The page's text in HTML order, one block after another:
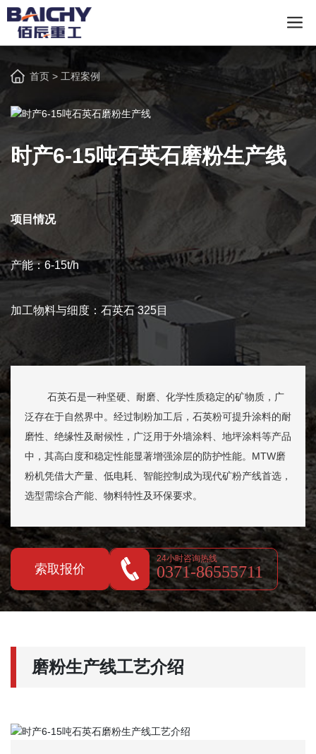
首页 > 工程案例
时产6-15吨石英石磨粉生产线
项目情况
产能：6-15t/h
加工物料与细度：石英石 325目
石英石是一种坚硬、耐磨、化学性质稳定的矿物质，广
泛存在于自然界中。经过制粉加工后，石英粉可提升涂料的耐
磨性、绝缘性及耐候性，广泛用于外墙涂料、地坪涂料等产品
中，其高白度和稳定性能显著增强涂层的防护性能。MTW磨
粉机凭借大产量、低电耗、智能控制成为现代矿粉产线首选，
选型需综合产能、物料特性及环保要求。
索取报价
24小时咨询热线
0371-86555711
磨粉生产线工艺介绍